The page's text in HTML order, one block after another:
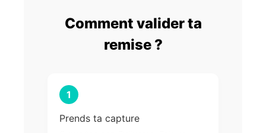
Comment valider ta
remise ?
1
Prends ta capture